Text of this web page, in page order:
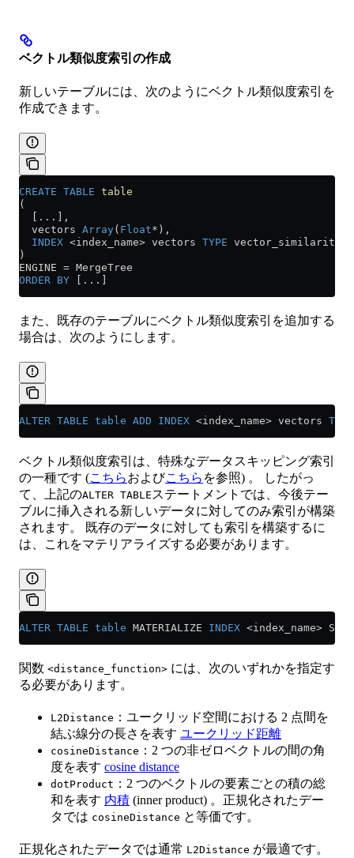
ベクトル類似度索引の作成
新しいテーブルには、次のようにベクトル類似度索引を
作成できます。
CREATE TABLE table
(
  [...],
  vectors
Array( Float* ),
  INDEX
<index_name> vectors TYPE vector_similarity(
)
ENGINE = MergeTree
ORDER BY [...]
また、既存のテーブルにベクトル類似度索引を追加する
場合は、次のようにします。
ALTER TABLE table ADD INDEX <index_name> vectors TYPE
ベクトル類似度索引は、特殊なデータスキッピング索引
の一種です (こちらおよびこちら を参照) 。 したがっ
て、上記のALTER TABLEステートメントでは、今後テー
ブルに挿入される新しいデータに対してのみ索引が構築
されます。 既存のデータに対しても索引を構築するに
は、これをマテリアライズする必要があります。
ALTER TABLE table MATERIALIZE INDEX <index_name>
関数 <distance_function> には、次のいずれかを指定す
る必要があります。
L2Distance ：ユークリッド空間における 2 点間を
結ぶ線分の長さを表す ユークリッド距離
cosineDistance ：2 つの非ゼロベクトルの間の角
度を表す cosine distance
dotProduct ：2 つのベクトルの要素ごとの積の総
和を表す 内積 (inner product) 。正規化されたデー
タでは cosineDistance と等価です。
正規化されたデータでは通常 L2Distance が最適です。